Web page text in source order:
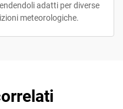
adatti per diverse
meteorologiche.